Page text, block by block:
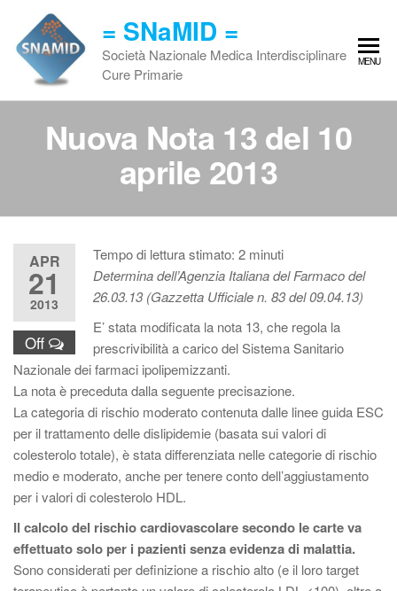
contenuto
= SNaMID =
Società Nazionale Medica Interdisciplinare
Cure Primarie
MENU
Nuova Nota 13 del 10
aprile 2013
APR
21
2013
Off
Tempo di lettura stimato: 2 minuti
Determina dell’Agenzia Italiana del Farmaco del
26.03.13 (Gazzetta Ufficiale n. 83 del 09.04.13)
E’ stata modificata la nota 13, che regola la
prescrivibilità a carico del Sistema Sanitario
Nazionale dei farmaci ipolipemizzanti.
La nota è preceduta dalla seguente precisazione.
La categoria di rischio moderato contenuta dalle linee guida ESC
per il trattamento delle dislipidemie (basata sui valori di
colesterolo totale), è stata differenziata nelle categorie di rischio
medio e moderato, anche per tenere conto dell’aggiustamento
per i valori di colesterolo HDL.
Il calcolo del rischio cardiovascolare secondo le carte va
effettuato solo per i pazienti senza evidenza di malattia.
Sono considerati per definizione a rischio alto (e il loro target